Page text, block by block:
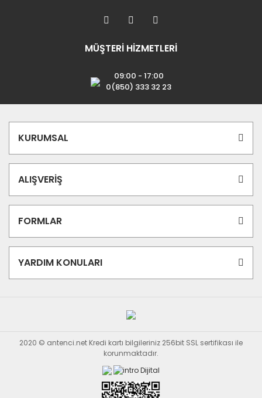
MÜŞTERİ HİZMETLERİ
09:00 - 17:00
0(850) 333 32 23
KURUMSAL
ALIŞVERİŞ
FORMLAR
YARDIM KONULARI
2020 © antenci.net Kredi kartı bilgileriniz 256bit SSL sertifikası ile
korunmaktadır.